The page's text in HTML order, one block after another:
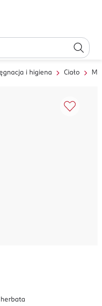
i higiena Ciało
herbata